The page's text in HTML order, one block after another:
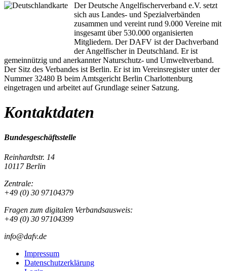
Der Deutsche Angelfischerverband e.V. setzt
sich aus Landes- und Spezialverbänden
zusammen und vereint rund 9.000 Vereine mit
insgesamt über 530.000 organisierten
Mitgliedern. Der DAFV ist der Dachverband
der Angelfischer in Deutschland. Er ist
gemeinnützig und anerkannter Naturschutz- und Umweltverband.
Der Sitz des Verbandes ist Berlin. Er ist im Vereinsregister unter der
Nummer 32480 B beim Amtsgericht Berlin Charlottenburg
eingetragen und arbeitet auf Grundlage seiner Satzung.
Kontaktdaten
Bundesgeschäftsstelle
Reinhardtstr. 14
10117 Berlin
Zentrale:
+49 (0) 30 97104379
Fragen zum digitalen Verbandsausweis:
+49 (0) 30 97104399
info@dafv.de
Impressum
Datenschutzerklärung